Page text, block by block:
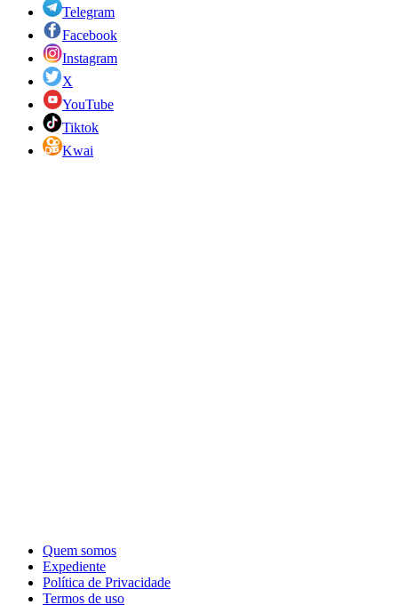
Telegram
Facebook
Instagram
X
YouTube
Tiktok
Kwai
Quem somos
Expediente
Política de Privacidade
Termos de uso